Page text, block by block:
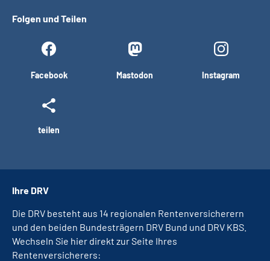
Folgen und Teilen
Facebook Mastodon Instagram
teilen
Ihre DRV
Die DRV besteht aus 14 regionalen Rentenversicherern
und den beiden Bundesträgern DRV Bund und DRV KBS.
Wechseln Sie hier direkt zur Seite Ihres
Rentenversicherers: